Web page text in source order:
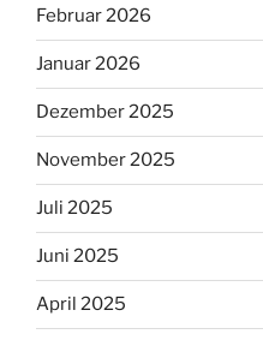
Februar 2026
Januar 2026
Dezember 2025
November 2025
Juli 2025
Juni 2025
April 2025